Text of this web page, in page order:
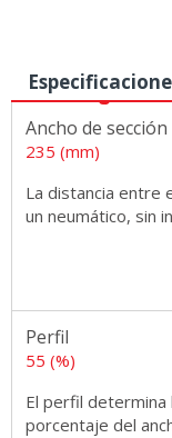
Ancho de sección
235 (mm)
La distancia entre
un neumático, sin
Perfil
55 (%)
El perfil determina
porcentaje del